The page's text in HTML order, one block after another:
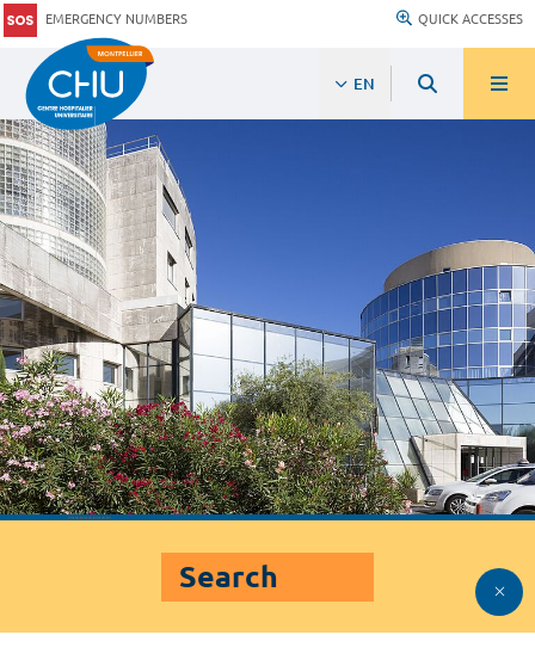
EMERGENCY NUMBERS QUICK ACCESSES
EN
Search